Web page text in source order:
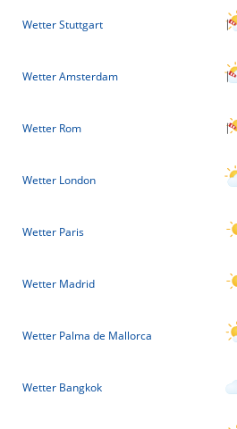
Wetter Stuttgart
Wetter Amsterdam
Wetter Rom
Wetter London
Wetter Paris
Wetter Madrid
Wetter Palma de Mallorca
Wetter Bangkok